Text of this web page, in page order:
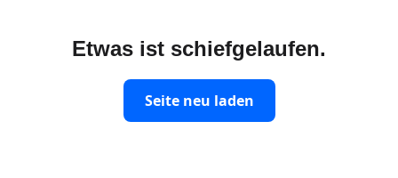
Etwas ist schiefgelaufen.
Seite neu laden